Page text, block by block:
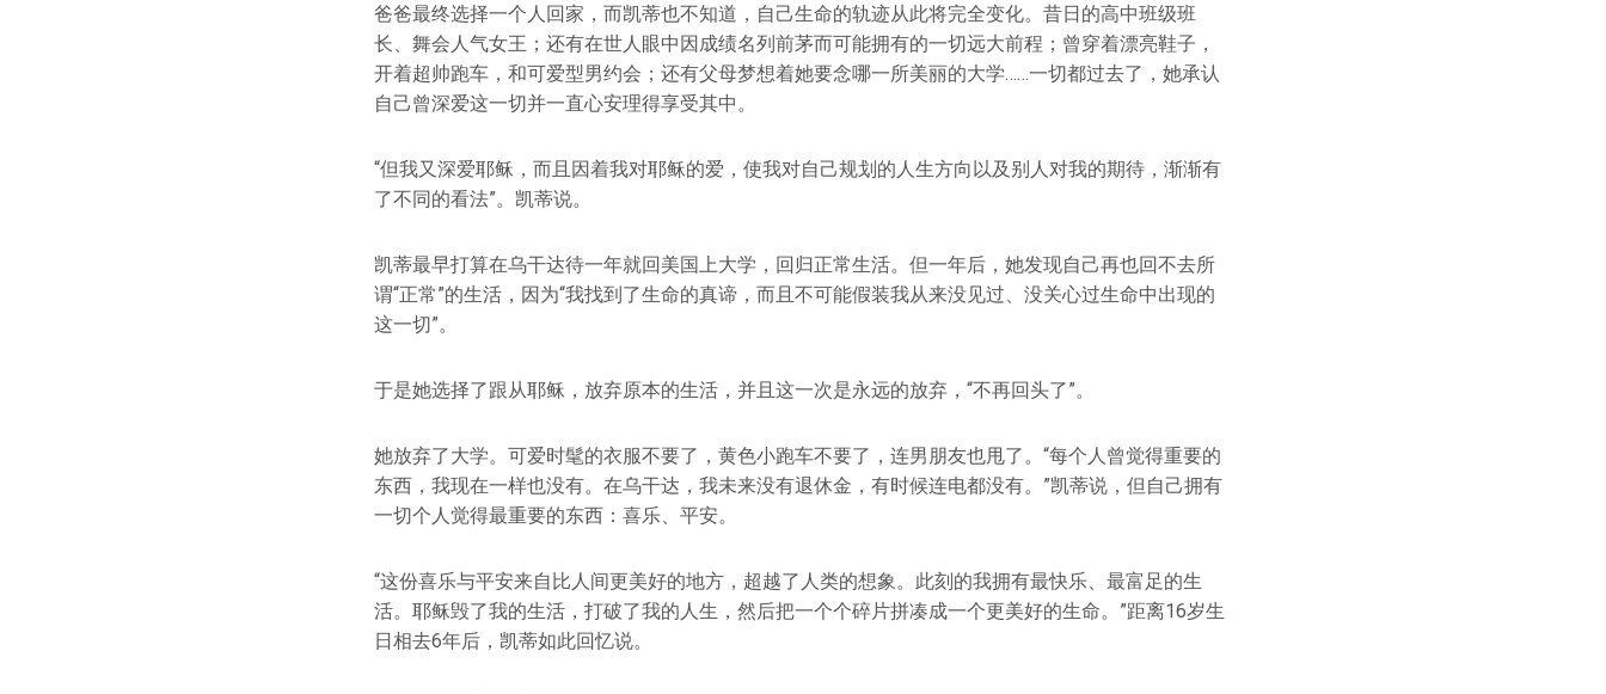
爸爸最终选择一个人回家，而凯蒂也不知道，自己生命的轨迹从此将完全变化。昔日的高中班级班
长、舞会人气女王；还有在世人眼中因成绩名列前茅而可能拥有的一切远大前程；曾穿着漂亮鞋子，
开着超帅跑车，和可爱型男约会；还有父母梦想着她要念哪一所美丽的大学……一切都过去了，她承认
自己曾深爱这一切并一直心安理得享受其中。
“但我又深爱耶稣，而且因着我对耶稣的爱，使我对自己规划的人生方向以及别人对我的期待，渐渐有
了不同的看法”。凯蒂说。
凯蒂最早打算在乌干达待一年就回美国上大学，回归正常生活。但一年后，她发现自己再也回不去所
谓“正常”的生活，因为“我找到了生命的真谛，而且不可能假装我从来没见过、没关心过生命中出现的
这一切”。
于是她选择了跟从耶稣，放弃原本的生活，并且这一次是永远的放弃，“不再回头了”。
她放弃了大学。可爱时髦的衣服不要了，黄色小跑车不要了，连男朋友也甩了。“每个人曾觉得重要的
东西，我现在一样也没有。在乌干达，我未来没有退休金，有时候连电都没有。”凯蒂说，但自己拥有
一切个人觉得最重要的东西：喜乐、平安。
“这份喜乐与平安来自比人间更美好的地方，超越了人类的想象。此刻的我拥有最快乐、最富足的生
活。耶稣毁了我的生活，打破了我的人生，然后把一个个碎片拼凑成一个更美好的生命。”距离16岁生
日相去6年后，凯蒂如此回忆说。